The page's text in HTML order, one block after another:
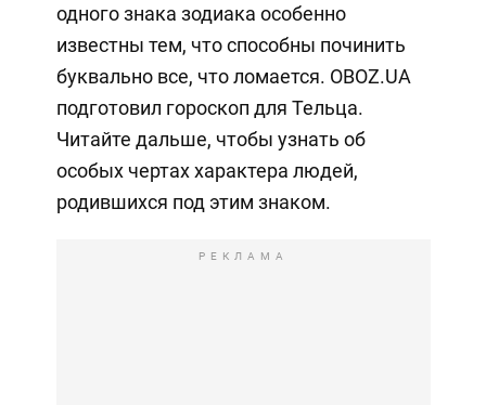
одного знака зодиака особенно
известны тем, что способны починить
буквально все, что ломается. OBOZ.UA
подготовил гороскоп для Тельца.
Читайте дальше, чтобы узнать об
особых чертах характера людей,
родившихся под этим знаком.
РЕКЛАМА